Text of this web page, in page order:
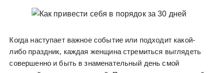
Когда наступает важное событие или подходит какой-
либо праздник, каждая женщина стремиться выглядеть
совершенно и быть в знаменательный день смой